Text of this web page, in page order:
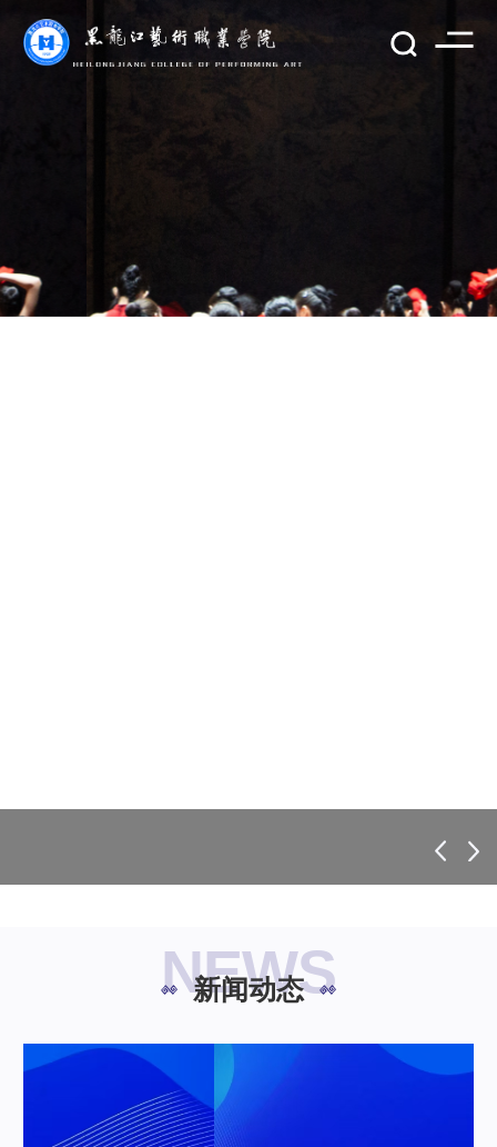
NEWS
新闻动态